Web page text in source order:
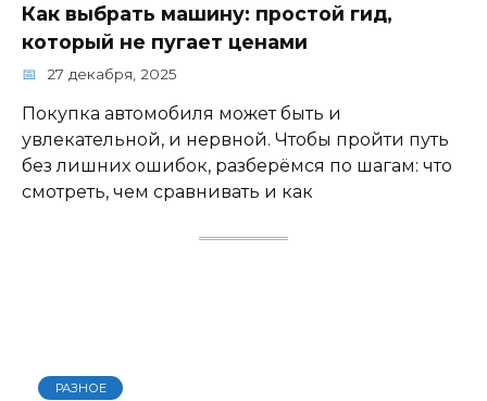
Как выбрать машину: простой гид,
который не пугает ценами
27 декабря, 2025
Покупка автомобиля может быть и
увлекательной, и нервной. Чтобы пройти путь
без лишних ошибок, разберёмся по шагам: что
смотреть, чем сравнивать и как
РАЗНОЕ